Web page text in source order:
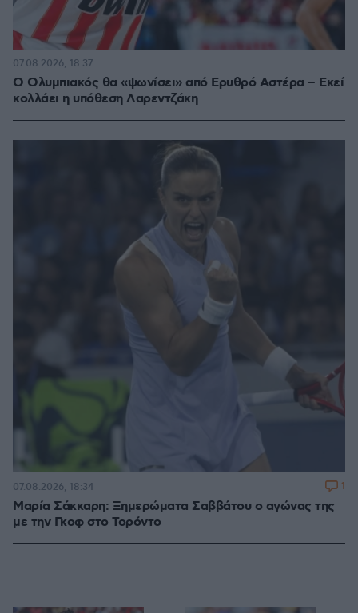
Ο Ολυμπιακός θα «ψωνίσει» από Ερυθρό Αστέρα – Εκεί
κολλάει η υπόθεση Λαρεντζάκη
07.08.2026, 18:37
Μαρία Σάκκαρη: Ξημερώματα Σαββάτου ο αγώνας της
με την Γκοφ στο Τορόντο
07.08.2026, 18:34 1